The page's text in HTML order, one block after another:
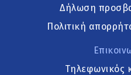
Δήλωση
Πολιτική
Τηλεφωνικός